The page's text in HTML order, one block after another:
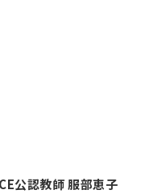
公認教師 服部恵子